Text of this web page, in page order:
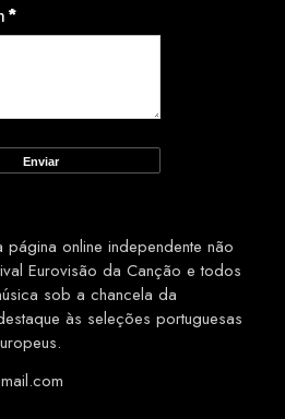
*
página online independente não
Eurovisão da Canção e todos
sob a chancela da
às seleções portuguesas